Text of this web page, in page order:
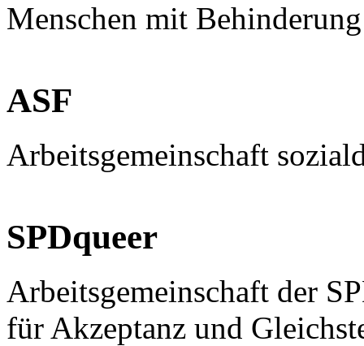
Menschen mit
ASF
Arbeitsgemeinschaft
SPDqueer
Arbeitsgemeinschaft der
für Akzeptanz und